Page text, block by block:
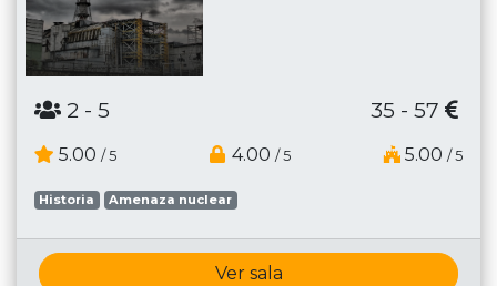
2 - 5 35 - 57
5.00 / 5 4.00 / 5 5.00 / 5
Historia Amenaza nuclear
Ver sala